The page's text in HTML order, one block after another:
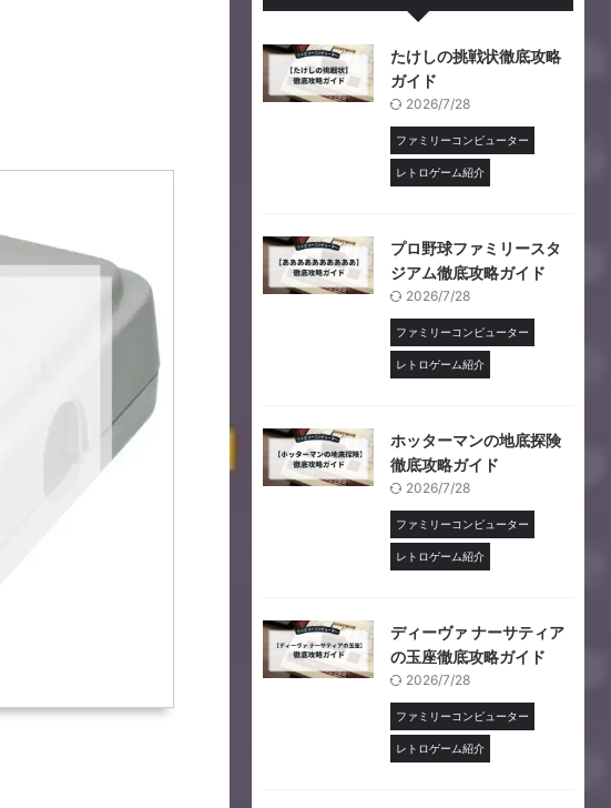
たけしの挑戦状徹底攻略
ガイド
2026/7/28
ファミリーコンピューター
レトロゲーム紹介
プロ野球ファミリースタ
ジアム徹底攻略ガイド
2026/7/28
ファミリーコンピューター
レトロゲーム紹介
ホッターマンの地底探険
徹底攻略ガイド
2026/7/28
ファミリーコンピューター
レトロゲーム紹介
ディーヴァ ナーサティア
の玉座徹底攻略ガイド
2026/7/28
ファミリーコンピューター
レトロゲーム紹介